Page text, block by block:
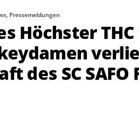
, Pressemeldungen
Höchster
des SC